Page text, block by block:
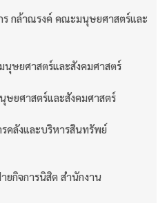
ร กล้าณรงค์ คณะมนุษยศาสตร์และ
นุษยศาสตร์และสังคมศาสตร์
ยศาสตร์และสังคมศาสตร์
คลังและบริหารสินทรัพย์
ยกิจการนิสิต สำนักงาน